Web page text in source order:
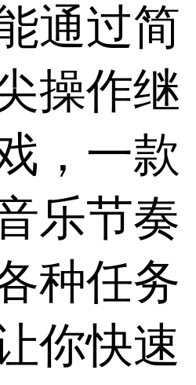
通过简
操作继
，一款
乐节奏
种任务
你快速